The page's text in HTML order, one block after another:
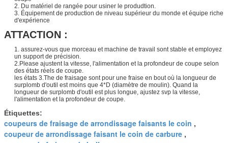
2. Du matériel de rangée pour usiner le produdtion.
3. Équipement de production de niveau supérieur du monde et équipe riche
d'expérience
ATTACTION :
1. assurez-vous que morceau et machine de travail sont stable et employez
un support de précision.
2.Please ajustent la vitesse, l'alimentation et la profondeur de coupe selon
des états réels de coupe.
les états 3.The de fraisage sont pour une fraise en bout où la longueur de
surplomb d'outil est moins que 4*D (diamètre de moulin). Quand la
longueur de surplomb d'outil est plus longue, ajustez svp la vitesse,
l'alimentation et la profondeur de coupe.
Étiquettes:
coupeurs de fraisage de arrondissage faisants le coin ,
coupeur de arrondissage faisant le coin de carbure ,